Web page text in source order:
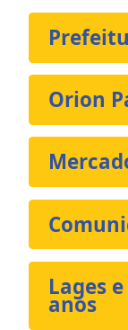
Orion
Lages
anos